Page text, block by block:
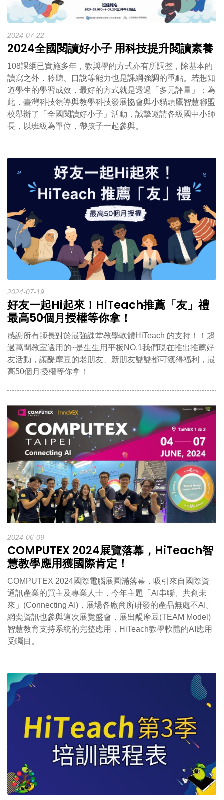
2024-07-22
2024全國閱讀好小子 用科技提升閱讀素養
108課綱已實施多年，教與學的方式亦有所調整，除基本的
讀寫之外，聆聽、口說等能力也是課綱強調的重點。若想知
道學生的學習成效，最好的方式就是透過「多元評量」；為
此，臺灣科技領導與教學科技發展協會與小貓頭鷹智慧聯盟
校舉辦了「全國閱讀好小子」活動，誠摯邀請各級國中小師
長，以班級為單位，帶孩子一起參與。
2024-07-19
好友一起Hi起來！HiTeach推薦「友」禮
最高50個月授權等你拿！
感謝所有師長對於最強課堂教學軟體HiTeach 的支持！！超
過萬間教室選用的~是生生用平板NO.1我們現在推出推薦好
友活動，讓醍摩豆的老朋友、新朋友雙雙都可獲得福利，最
高50個月授權等你拿！
2024-06-09
COMPUTEX 2024展覽落幕，HiTeach智
慧教學應用獲國際肯定！
COMPUTEX 2024國際電腦展圓滿落幕，吸引來自國際資
通訊產業的買主及專業人士，今年主題「AI串聯、共創未
來」(Connecting AI)，展場各廠商所研發的產品無處不AI。
網奕資訊也參與這次展覽盛會，展出醍摩豆(TEAM Model)
智慧教育支持系統的完整應用，HiTeach教學軟體的AI應用
受矚目。